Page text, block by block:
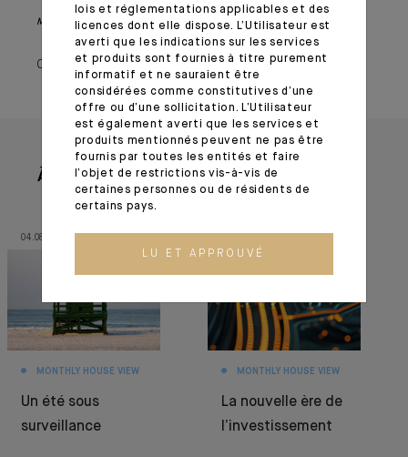
Monthly House View, 20/10/2023 - Excerpt of the Editorial
02 novembre 2023
À lire aussi
04.08.26
MONTHLY HOUSE VIEW
Un été sous
surveillance
MONTHLY HOUSE VIEW
La nouvelle ère de
l’investissement
lois et réglementations applicables et des
licences dont elle dispose. L’Utilisateur est
averti que les indications sur les services
et produits sont fournies à titre purement
informatif et ne sauraient être
considérées comme constitutives d’une
offre ou d’une sollicitation. L’Utilisateur
est également averti que les services et
produits mentionnés peuvent ne pas être
fournis par toutes les entités et faire
l’objet de restrictions vis-à-vis de
certaines personnes ou de résidents de
certains pays.
LU ET APPROUVÉ